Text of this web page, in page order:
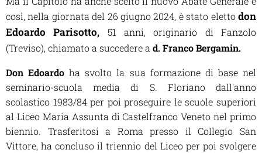
così, nella giornata del 26 giugno 2024, è stato elettodon
Edoardo Parisotto, 51 anni, originario di Fanzolo
(Treviso),chiamato a succedere ad. Franco Bergamin.
Don Edoardo ha svolto la sua formazione di base nel
seminario-scuola media di S. Floriano dall'anno
scolastico 1983/84 per poi proseguire le scuole superiori
al Liceo Maria Assunta di Castelfranco Veneto nel primo
biennio. Trasferitosi a Roma presso il Collegio San
Vittore, ha concluso il triennio del Liceo per poi svolgere